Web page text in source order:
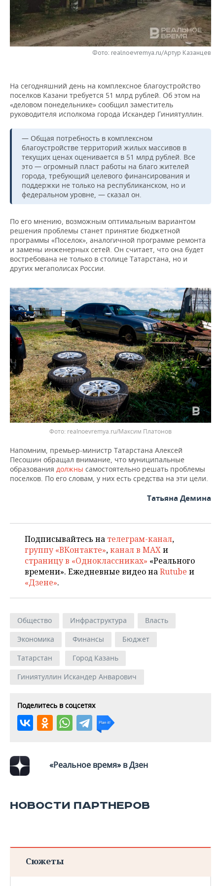
НЕФТЕХИМИЯ
НЕФТЬ
ОПК
РОЗНИЧНАЯ ТОРГОВЛЯ
ТРАНСПОРТ
НОВОСТИ ТЕХНОЛОГИЙ
IT
ТЕЛЕКОММУНИКАЦИИ
МЕРОПРИЯТИЯ
НОВОСТИ МЕРОПРИЯТИЙ
БИЗНЕС-БРАНЧИ
ONLINE-КОНФЕРЕНЦИИ
СПОРТ
ФУТБОЛ
ХОККЕЙ
ВОЛЕЙБОЛ
КИБЕРСПОРТ
ФИГУРНОЕ КАТАНИЕ
ВОДНЫЕ ВИДЫ СПОРТА
ХОККЕЙ С МЯЧОМ
НОВОСТИ ОБЩЕСТВА
ВЛАСТЬ
ИСТОРИЯ
КУЛЬТУРА
МЕДИЦИНА
ОБРАЗОВАНИЕ
ПРОИСШЕСТВИЯ
ФОТОГАЛЕРЕЯ
СЮЖЕТЫ
СПРАВОЧНИК
СПИСОК ПЕРСОН
СПИСОК КОМПАНИЙ
ПОЛНАЯ ВЕРСИЯ
Фото: realnoevremya.ru/Артур Казанцев
На сегодняшний день на комплексное благоустройство
поселков Казани требуется 51 млрд рублей. Об этом на
«деловом понедельнике» сообщил заместитель
руководителя исполкома города Искандер Гиниятуллин.
— Общая потребность в комплексном
благоустройстве территорий жилых массивов в
текущих ценах оценивается в 51 млрд рублей. Все
это — огромный пласт работы на благо жителей
города, требующий целевого финансирования и
поддержки не только на республиканском, но и
федеральном уровне, — сказал он.
По его мнению, возможным оптимальным вариантом
решения проблемы станет принятие бюджетной
программы «Поселок», аналогичной программе ремонта
и замены инженерных сетей. Он считает, что она будет
востребована не только в столице Татарстана, но и
других мегаполисах России.
realnoevremya.ru/Максим Платонов
Напомним, премьер-министр Татарстана Алексей
Песошин обращал внимание, что муниципальные
образования должны самостоятельно решать проблемы
поселков. По его словам, у них есть средства на эти цели.
Татьяна Демина
Подписывайтесь на телеграм-канал,
группу «ВКонтакте»,канал в MAXи
страницу в «Одноклассниках» «Реального
времени». Ежедневные видео наRutube и
«Дзене».
Общество Инфраструктура
Власть
Экономика
Финансы
Бюджет
Татарстан
Город Казань
Гиниятуллин Искандер Анварович
Поделитесь в соцсетях
«Реальное время» в Дзен
НОВОСТИ ПАРТНЕРОВ
Сюжеты